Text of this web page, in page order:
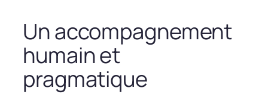
Un accompagnement
humain et
pragmatique